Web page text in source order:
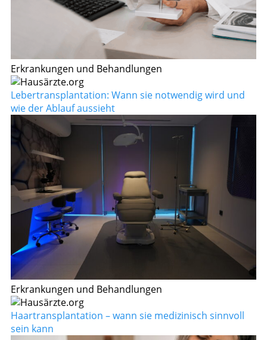
Erkrankungen und Behandlungen
Lebertransplantation: Wann sie notwendig wird und
wie der Ablauf aussieht
Erkrankungen und Behandlungen
Haartransplantation – wann sie medizinisch sinnvoll
sein kann